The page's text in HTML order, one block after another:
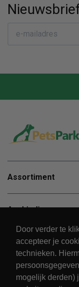
Door verder te
accepteer je
technieken.
mogelijk derden)
Assortiment
Aanbiedingen
Klantenservice